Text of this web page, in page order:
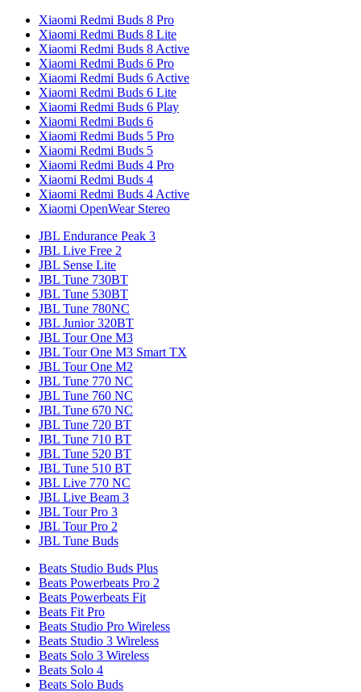
Xiaomi Redmi Buds 8 Pro
Xiaomi Redmi Buds 8 Lite
Xiaomi Redmi Buds 8 Active
Xiaomi Redmi Buds 6 Pro
Xiaomi Redmi Buds 6 Active
Xiaomi Redmi Buds 6 Lite
Xiaomi Redmi Buds 6 Play
Xiaomi Redmi Buds 6
Xiaomi Redmi Buds 5 Pro
Xiaomi Redmi Buds 5
Xiaomi Redmi Buds 4 Pro
Xiaomi Redmi Buds 4
Xiaomi Redmi Buds 4 Active
Xiaomi OpenWear Stereo
JBL Endurance Peak 3
JBL Live Free 2
JBL Sense Lite
JBL Tune 730BT
JBL Tune 530BT
JBL Tune 780NC
JBL Junior 320BT
JBL Tour One M3
JBL Tour One M3 Smart TX
JBL Tour One M2
JBL Tune 770 NC
JBL Tune 760 NC
JBL Tune 670 NC
JBL Tune 720 BT
JBL Tune 710 BT
JBL Tune 520 BT
JBL Tune 510 BT
JBL Live 770 NC
JBL Live Beam 3
JBL Tour Pro 3
JBL Tour Pro 2
JBL Tune Buds
Beats Studio Buds Plus
Beats Powerbeats Pro 2
Beats Powerbeats Fit
Beats Fit Pro
Beats Studio Pro Wireless
Beats Studio 3 Wireless
Beats Solo 3 Wireless
Beats Solo 4
Beats Solo Buds